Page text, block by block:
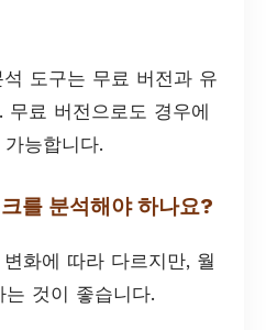
도구는 무료 버전과 유
무료 버전으로도 경우에
능합니다.
를 분석해야 하나요?
화에 따라 다르지만, 월
는 것이 좋습니다.